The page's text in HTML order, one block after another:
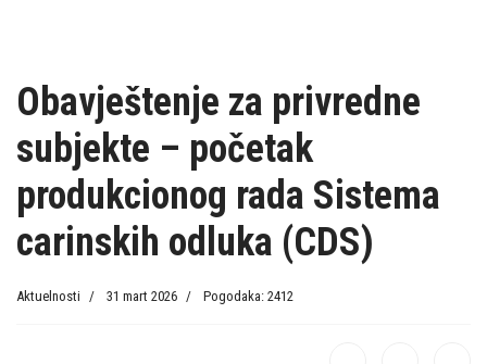
Obavještenje za privredne
subjekte – početak
produkcionog rada Sistema
carinskih odluka (CDS)
Aktuelnosti 31 mart 2026 Pogodaka: 2412